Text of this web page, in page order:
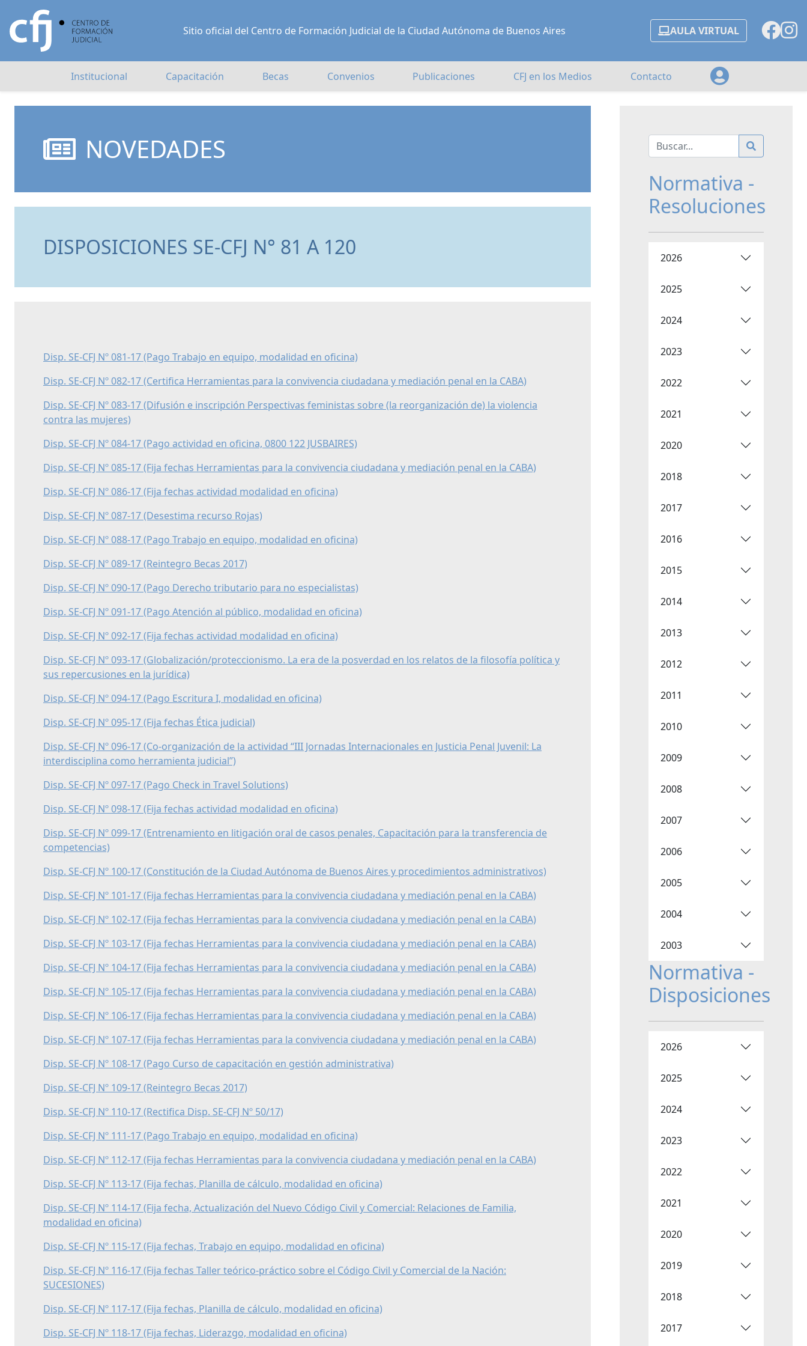
Sitio oficial del Centro de Formación Judicial de la Ciudad Autónoma de Buenos Aires AULA VIRTUAL
Institucional Capacitación Becas Convenios Publicaciones CFJ en los Medios Contacto
NOVEDADES
DISPOSICIONES SE-CFJ N° 81 A 120
Disp. SE-CFJ Nº 081-17 (Pago Trabajo en equipo, modalidad en oficina)
Disp. SE-CFJ Nº 082-17 (Certifica Herramientas para la convivencia ciudadana y mediación penal en la CABA)
Disp. SE-CFJ Nº 083-17 (Difusión e inscripción Perspectivas feministas sobre (la reorganización de) la violencia
contra las mujeres)
Disp. SE-CFJ Nº 084-17 (Pago actividad en oficina, 0800 122 JUSBAIRES)
Disp. SE-CFJ Nº 085-17 (Fija fechas Herramientas para la convivencia ciudadana y mediación penal en la CABA)
Disp. SE-CFJ Nº 086-17 (Fija fechas actividad modalidad en oficina)
Disp. SE-CFJ Nº 087-17 (Desestima recurso Rojas)
Disp. SE-CFJ Nº 088-17 (Pago Trabajo en equipo, modalidad en oficina)
Disp. SE-CFJ Nº 089-17 (Reintegro Becas 2017)
Disp. SE-CFJ Nº 090-17 (Pago Derecho tributario para no especialistas)
Disp. SE-CFJ Nº 091-17 (Pago Atención al público, modalidad en oficina)
Disp. SE-CFJ Nº 092-17 (Fija fechas actividad modalidad en oficina)
Disp. SE-CFJ Nº 093-17 (Globalización/proteccionismo. La era de la posverdad en los relatos de la filosofía política y
sus repercusiones en la jurídica)
Disp. SE-CFJ Nº 094-17 (Pago Escritura I, modalidad en oficina)
Disp. SE-CFJ Nº 095-17 (Fija fechas Ética judicial)
Disp. SE-CFJ Nº 096-17 (Co-organización de la actividad “III Jornadas Internacionales en Justicia Penal Juvenil: La
interdisciplina como herramienta judicial”)
Disp. SE-CFJ Nº 097-17 (Pago Check in Travel Solutions)
Disp. SE-CFJ Nº 098-17 (Fija fechas actividad modalidad en oficina)
Disp. SE-CFJ Nº 099-17 (Entrenamiento en litigación oral de casos penales, Capacitación para la transferencia de
competencias)
Disp. SE-CFJ Nº 100-17 (Constitución de la Ciudad Autónoma de Buenos Aires y procedimientos administrativos)
Disp. SE-CFJ Nº 101-17 (Fija fechas Herramientas para la convivencia ciudadana y mediación penal en la CABA)
Disp. SE-CFJ Nº 102-17 (Fija fechas Herramientas para la convivencia ciudadana y mediación penal en la CABA)
Disp. SE-CFJ Nº 103-17 (Fija fechas Herramientas para la convivencia ciudadana y mediación penal en la CABA)
Disp. SE-CFJ Nº 104-17 (Fija fechas Herramientas para la convivencia ciudadana y mediación penal en la CABA)
Disp. SE-CFJ Nº 105-17 (Fija fechas Herramientas para la convivencia ciudadana y mediación penal en la CABA)
Disp. SE-CFJ Nº 106-17 (Fija fechas Herramientas para la convivencia ciudadana y mediación penal en la CABA)
Disp. SE-CFJ Nº 107-17 (Fija fechas Herramientas para la convivencia ciudadana y mediación penal en la CABA)
Disp. SE-CFJ Nº 108-17 (Pago Curso de capacitación en gestión administrativa)
Disp. SE-CFJ Nº 109-17 (Reintegro Becas 2017)
Disp. SE-CFJ Nº 110-17 (Rectifica Disp. SE-CFJ Nº 50/17)
Disp. SE-CFJ Nº 111-17 (Pago Trabajo en equipo, modalidad en oficina)
Disp. SE-CFJ Nº 112-17 (Fija fechas Herramientas para la convivencia ciudadana y mediación penal en la CABA)
Disp. SE-CFJ Nº 113-17 (Fija fechas, Planilla de cálculo, modalidad en oficina)
Disp. SE-CFJ Nº 114-17 (Fija fecha, Actualización del Nuevo Código Civil y Comercial: Relaciones de Familia,
modalidad en oficina)
Disp. SE-CFJ Nº 115-17 (Fija fechas, Trabajo en equipo, modalidad en oficina)
Disp. SE-CFJ Nº 116-17 (Fija fechas Taller teórico-práctico sobre el Código Civil y Comercial de la Nación:
SUCESIONES)
Disp. SE-CFJ Nº 117-17 (Fija fechas, Planilla de cálculo, modalidad en oficina)
Disp. SE-CFJ Nº 118-17 (Fija fechas, Liderazgo, modalidad en oficina)
Normativa -
Resoluciones
2026
2025
2024
2023
2022
2021
2020
2018
2017
2016
2015
2014
2013
2012
2011
2010
2009
2008
2007
2006
2005
2004
2003
Normativa -
Disposiciones
2026
2025
2024
2023
2022
2021
2020
2019
2018
2017